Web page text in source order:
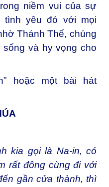
niềm vui của sự
tình yêu đó với mọi
Thánh Thể, chúng
và hy vọng cho
hoặc một bài hát
kia gọi là Na-in, có
rất đông cùng đi với
gần cửa thành, thì